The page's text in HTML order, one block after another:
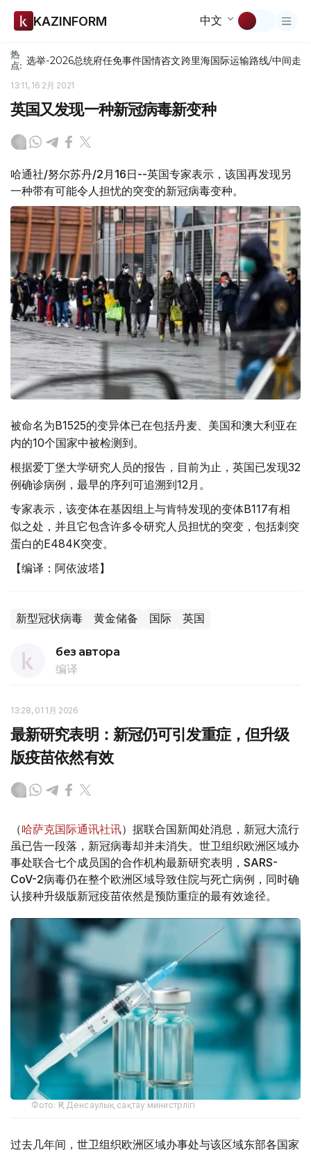
KAZINFORM 中文
热
点: 选举-2026总统府任免事件国情咨文跨里海国际运输路线/中间走廊
13:11, 16 2月 2021
英国又发现一种新冠病毒新变种
哈通社/努尔苏丹/2月16日--英国专家表示，该国再发现另
一种带有可能令人担忧的突变的新冠病毒变种。
被命名为B1525的变异体已在包括丹麦、美国和澳大利亚在
内的10个国家中被检测到。
根据爱丁堡大学研究人员的报告，目前为止，英国已发现32
例确诊病例，最早的序列可追溯到12月。
专家表示，该变体在基因组上与肯特发现的变体B117有相
似之处，并且它包含许多令研究人员担忧的突变，包括刺突
蛋白的E484K突变。
【编译：阿依波塔】
新型冠状病毒 黄金储备 国际 英国
без автора
编译
13:28, 01 1月 2026
最新研究表明：新冠仍可引发重症，但升级
版疫苗依然有效
（哈萨克国际通讯社讯）据联合国新闻处消息，新冠大流行
虽已告一段落，新冠病毒却并未消失。世卫组织欧洲区域办
事处联合七个成员国的合作机构最新研究表明，SARS-
CoV-2病毒仍在整个欧洲区域导致住院与死亡病例，同时确
认接种升级版新冠疫苗依然是预防重症的最有效途径。
Фото: ҚР Денсаулық сақтау министрлігі
过去几年间，世卫组织欧洲区域办事处与该区域东部各国家